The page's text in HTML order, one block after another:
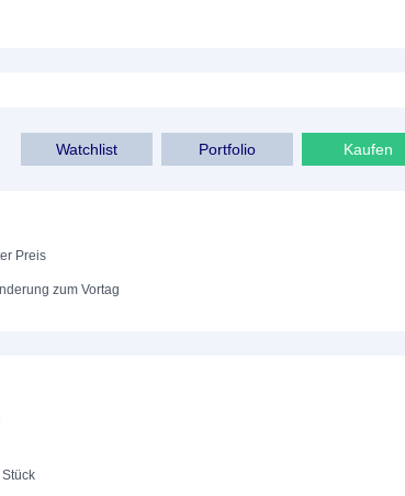
Kaufen
Portfolio
Watchlist
Preis
zum Vortag